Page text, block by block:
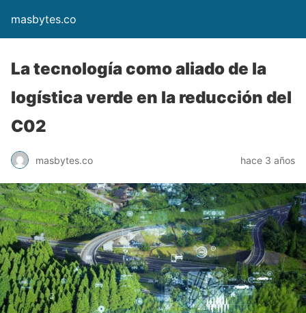
masbytes.co
La tecnología como aliado de la
logística verde en la reducción del
C02
masbytes.co hace 3 años